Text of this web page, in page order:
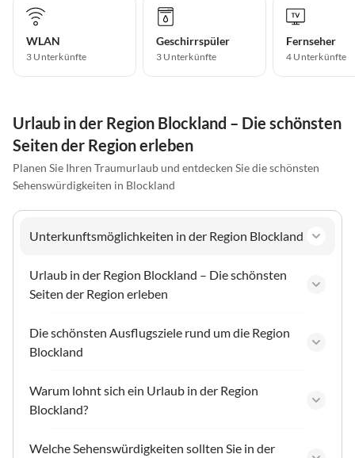
WLAN
3 Unterkünfte
Geschirrspüler
3 Unterkünfte
Fernseher
4 Unterkünfte
Urlaub in der Region Blockland – Die schönsten
Seiten der Region erleben
Planen Sie Ihren Traumurlaub und entdecken Sie die schönsten
Sehenswürdigkeiten in Blockland
Unterkunftsmöglichkeiten in der Region Blockland
Urlaub in der Region Blockland – Die schönsten
Seiten der Region erleben
Die schönsten Ausflugsziele rund um die Region
Blockland
Warum lohnt sich ein Urlaub in der Region
Blockland?
Welche Sehenswürdigkeiten sollten Sie in der